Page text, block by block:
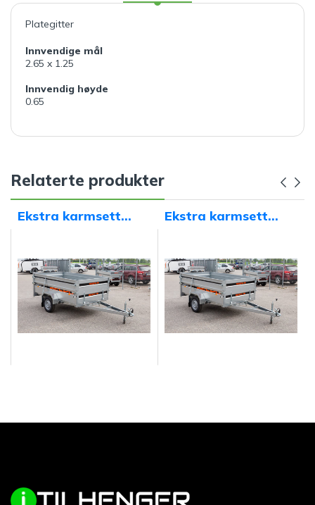
Plategitter
Innvendige mål
2.65 x 1.25
Innvendig høyde
0.65
Relaterte produkter
Ekstra karmsett
Ekstra karmsett